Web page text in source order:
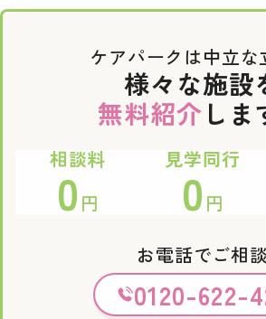
ケアパークは中立な
様々な施設
無料紹介 しま
相談料
0 円
見学同行
0 円
お電話でご相談
0120-622-